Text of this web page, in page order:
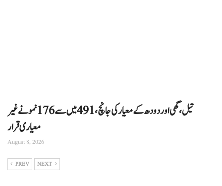
تیل، گھی اور دودھ کے معیار کی جانچ، 491 میں سے 176 نمونے غیر
معیاری قرار
August 8, 2026
PREV NEXT